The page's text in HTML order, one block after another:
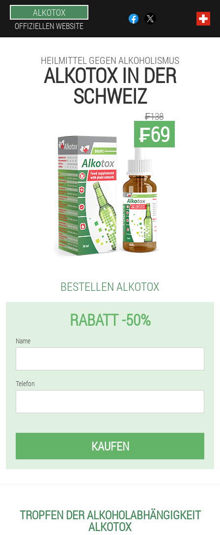
ALKOTOX
OFFIZIELLEN WEBSITE
HEILMITTEL GEGEN ALKOHOLISMUS
ALKOTOX IN DER
SCHWEIZ
₣69
₣138
BESTELLEN ALKOTOX
RABATT -50%
Name
Telefon
KAUFEN
TROPFEN DER ALKOHOLABHÄNGIGKEIT
ALKOTOX